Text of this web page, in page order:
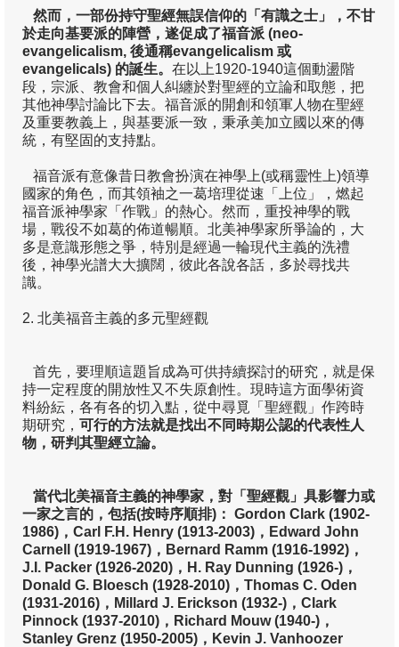
季報22
季報21
季報20
季報19
季報17
季報16
季報15
季報14
季報12
季報11
季報10
季報09
季報08
季報07
季報06
季報05
然而，一部份持守聖經無誤信仰的「有識之士」，不甘
於走向基要派的陣營，遂促成了福音派 (neo-
evangelicalism, 後通稱evangelicalism 或
evangelicals) 的誕生。 在以上1920-1940這個動盪階
段，宗派、教會和個人糾纏於對聖經的立論和取態，把
其他神學討論比下去。福音派的開創和領軍人物在聖經
及重要教義上，與基要派一致，秉承美加立國以來的傳
統，有堅固的支持點。
福音派有意像昔日教會扮演在神學上(或稱靈性上)領導
國家的角色，而其領袖之一葛培理從速「上位」，燃起
福音派神學家「作戰」的熱心。然而，重投神學的戰
場，戰役不如葛的佈道暢順。北美神學家所爭論的，大
多是意識形態之爭，特別是經過一輪現代主義的洗禮
後，神學光譜大大擴闊，彼此各說各話，多於尋找共
識。
2. 北美福音主義的多元聖經觀
首先，要理順這題旨成為可供持續探討的研究，就是保
持一定程度的開放性又不失原創性。現時這方面學術資
料紛紜，各有各的切入點，從中尋覓「聖經觀」作跨時
期研究， 可行的方法就是找出不同時期公認的代表性人
物，研判其聖經立論。
當代北美福音主義的神學家，對「聖經觀」具影響力或
一家之言的，包括(按時序順排) ： Gordon Clark (1902-
1986) ，Carl F.H. Henry (1913-2003) ，Edward John
Carnell (1919-1967) ，Bernard Ramm (1916-1992) ，
J.I. Packer (1926-2020) ，H. Ray Dunning (1926-) ，
Donald G. Bloesch (1928-2010) ，Thomas C. Oden
(1931-2016) ，Millard J. Erickson (1932-) ，Clark
Pinnock (1937-2010) ，Richard Mouw (1940-) ，
Stanley Grenz (1950-2005) ，Kevin J. Vanhoozer